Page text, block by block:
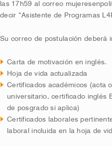
las 17h59 al correo
decir “Asistente de Programas
Su correo de postulación deberá
Carta de motivación en inglés.
Hoja de vida actualizada
Certificados académicos (acta
universitario, certificado inglés
de posgrado si aplica)
Certificados laborales
laboral incluida en la hoja de